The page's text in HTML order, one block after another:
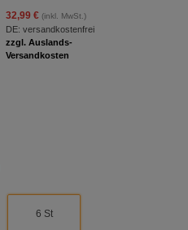
32,99 €(inkl. MwSt.)
DE: versandkostenfrei
zzgl. Auslands-
Versandkosten
6 St